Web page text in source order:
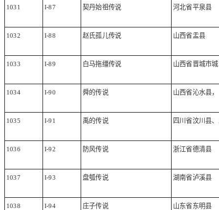
1031 I-87 契丹始祖传说 河北省平泉县
1032 I-88 赵氏孤儿传说 山西省盂县
1033 I-89 白马拖缰传说 山西省晋城市
1034 I-90 舜的传说 山西省沁水县
1035 I-91 禹的传说 四川省汶川县
1036 I-92 防风传说 浙江省德清县
1037 I-93 盘瓠传说 湖南省泸溪县
1038 I-94 庄子传说 山东省东明县